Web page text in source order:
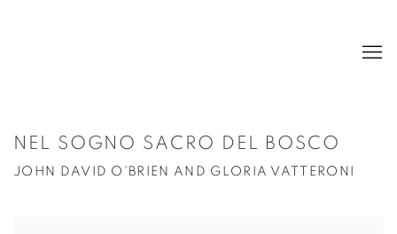
NEL SOGNO SACRO DEL BOSCO
JOHN DAVID O'BRIEN AND GLORIA VATTERONI